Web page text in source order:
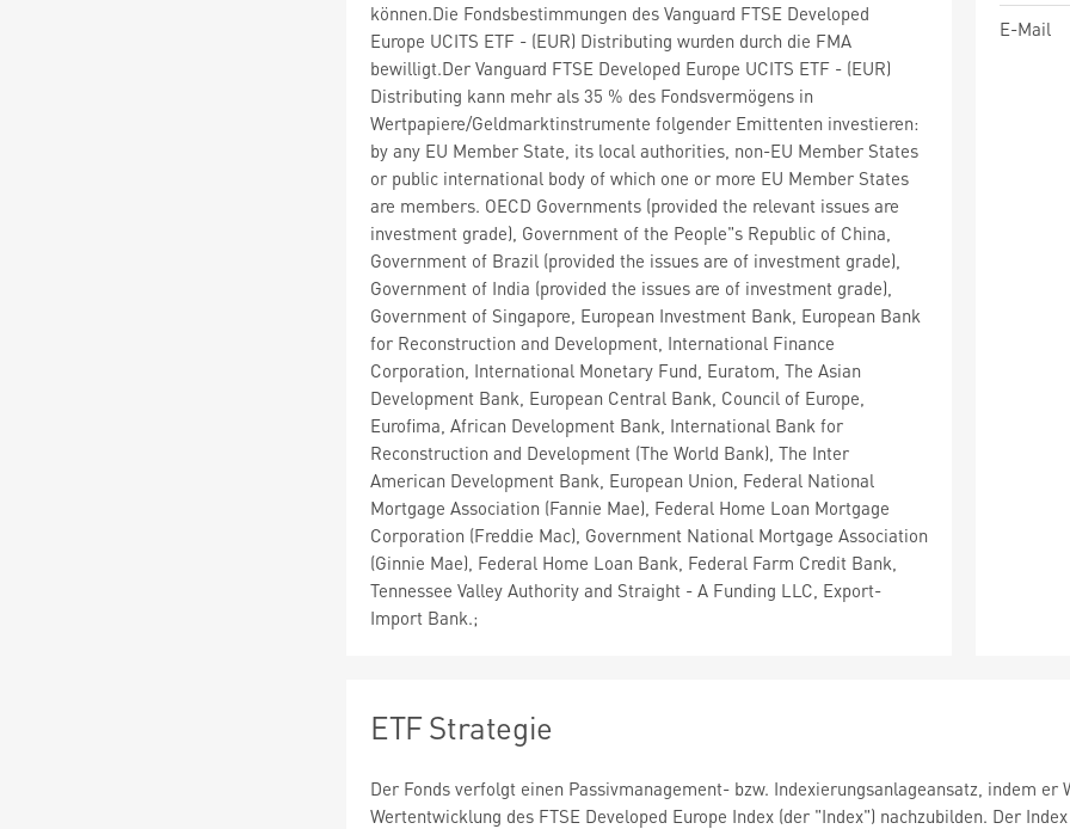
können.Die Fondsbestimmungen des Vanguard FTSE Developed
Europe UCITS ETF - (EUR) Distributing wurden durch die FMA
bewilligt.Der Vanguard FTSE Developed Europe UCITS ETF - (EUR)
Distributing kann mehr als 35 % des Fondsvermögens in
Wertpapiere/Geldmarktinstrumente folgender Emittenten investieren:
by any EU Member State, its local authorities, non-EU Member States
or public international body of which one or more EU Member States
are members. OECD Governments (provided the relevant issues are
investment grade), Government of the People"s Republic of China,
Government of Brazil (provided the issues are of investment grade),
Government of India (provided the issues are of investment grade),
Government of Singapore, European Investment Bank, European Bank
for Reconstruction and Development, International Finance
Corporation, International Monetary Fund, Euratom, The Asian
Development Bank, European Central Bank, Council of Europe,
Eurofima, African Development Bank, International Bank for
Reconstruction and Development (The World Bank), The Inter
American Development Bank, European Union, Federal National
Mortgage Association (Fannie Mae), Federal Home Loan Mortgage
Corporation (Freddie Mac), Government National Mortgage Association
(Ginnie Mae), Federal Home Loan Bank, Federal Farm Credit Bank,
Tennessee Valley Authority and Straight - A Funding LLC, Export-
Import Bank.;
E-Mail
ETF Strategie
Der Fonds verfolgt einen Passivmanagement- bzw. Indexierungsanlageansatz, indem
Wertentwicklung des FTSE Developed Europe Index (der "Index") nachzubilden. Der